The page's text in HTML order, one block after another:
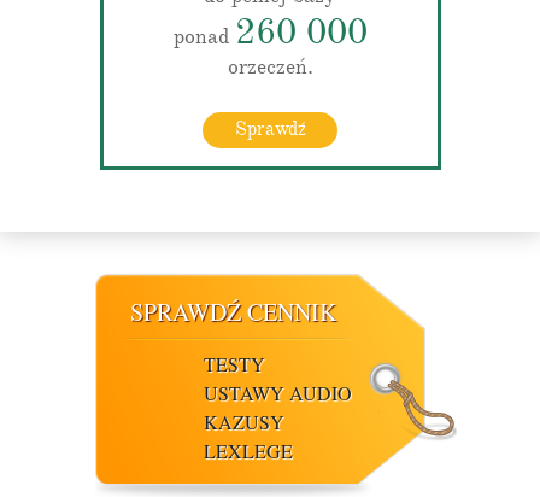
ponad 260 000
orzeczeń.
Sprawdź
SPRAWDŹ CENNIK
TESTY
USTAWY AUDIO
KAZUSY
LEXLEGE